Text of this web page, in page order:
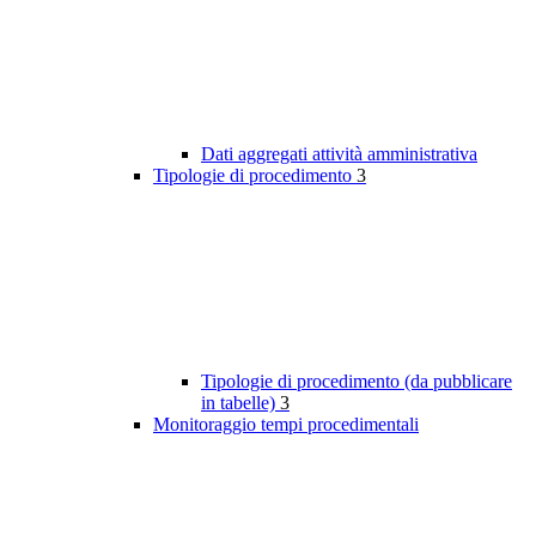
Dati aggregati attività amministrativa
Tipologie di procedimento 3
Tipologie di procedimento (da pubblicare
in tabelle) 3
Monitoraggio tempi procedimentali